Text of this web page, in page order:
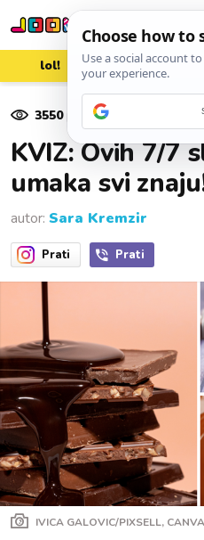
lol! aww
3550pregleda
KVIZ: Ovih 7/7
umaka svi
autor: Sara Kremzir
Prati Prati
IVICA GALOVIC/PIXSELL, CANVA